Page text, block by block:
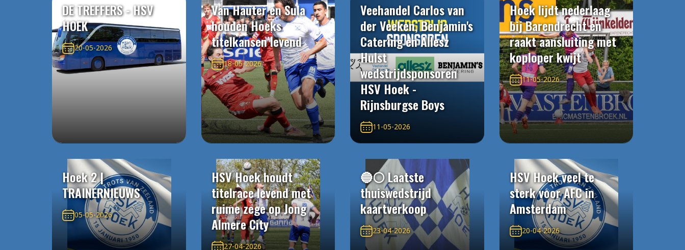
DE TREFFERS - HSV
HOEK
20-05-2026
Van Hauter en Sula
houden Hoeks
titelkansen levend
18-05-2026
Veehandel Carlos van
der Veeken, Benjamin's
Catering en Allesz
Hulst
wedstrijdsponsoren
HSV Hoek -
Rijnsburgse Boys
11-05-2026
Hoek lijdt nederlaag
bij Barendrecht en
raakt aansluiting met
koploper kwijt
11-05-2026
Hoek 2 |
TRAINERNIEUWS
05-05-2026
HSV Hoek houdt
titelrace levend met
ruime zege op Jong
Almere City
27-04-2026
🔵⚪️ Laatste
thuiswedstrijd
kaartverkoop
23-04-2026
HSV Hoek veel te
sterk voor AFC in
Amsterdam
20-04-2026